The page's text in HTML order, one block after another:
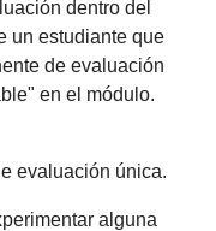
dentro del
un estudiante que
de evaluación
en el módulo.
evaluación única.
alguna